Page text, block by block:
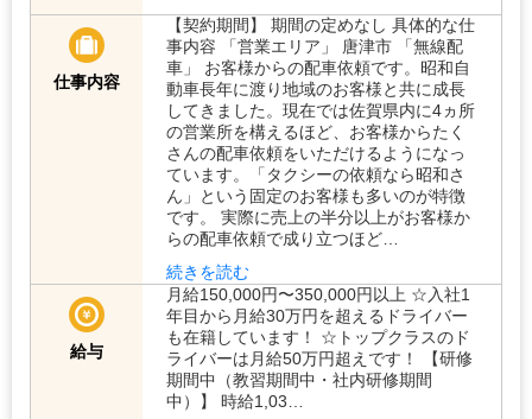
仕事内容
【契約期間】 期間の定めなし 具体的な仕
事内容 「営業エリア」 唐津市 「無線配
車」 お客様からの配車依頼です。昭和自
動車長年に渡り地域のお客様と共に成長
してきました。現在では佐賀県内に4ヵ所
の営業所を構えるほど、お客様からたく
さんの配車依頼をいただけるようになっ
ています。「タクシーの依頼なら昭和さ
ん」という固定のお客様も多いのが特徴
です。 実際に売上の半分以上がお客様か
らの配車依頼で成り立つほど…
続きを読む
給与
月給150,000円〜350,000円以上 ☆入社1
年目から月給30万円を超えるドライバー
も在籍しています！ ☆トップクラスのド
ライバーは月給50万円超えです！ 【研修
期間中（教習期間中・社内研修期間
中）】 時給1,03…